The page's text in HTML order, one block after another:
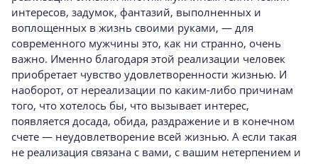
интересов, задумок, фанта­зий, выполненных и
воплощенных в жизнь свои­ми руками, — для
современного мужчины это, как ни странно, очень
важно. Именно благодаря этой реализации человек
приобретает чувство удовлетворенности жизнью. И
наоборот, от нереализации по каким-либо причинам
того, что хотелось бы, что вызывает интерес,
появляется досада, обида, раздражение и в конечном
счете — неудовлетворение всей жизнью. А если такая
не реализация связана с вами, с вашим нетерпением и